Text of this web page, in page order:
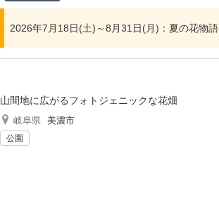
2026年7月18日(土)～8月31日(月)：夏の花物語
山間地に広がるフォトジェニックな花畑
岐阜県 美濃市
公園